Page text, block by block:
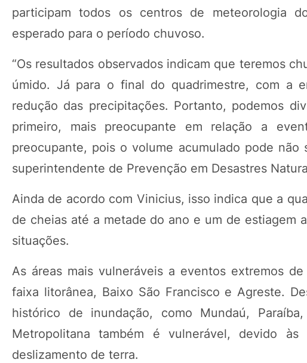
participam todos os centros de meteorologia
esperado para o período chuvoso.
“Os resultados observados indicam que teremos
úmido. Já para o final do quadrimestre, com a
redução das precipitações. Portanto, podemos
primeiro, mais preocupante em relação a
preocupante, pois o volume acumulado pode
superintendente de Prevenção em Desastres
Ainda de acordo com Vinicius, isso indica que a
de cheias até a metade do ano e um de estiagem
situações.
As áreas mais vulneráveis a eventos extremos
faixa litorânea, Baixo São Francisco e Agreste.
histórico de inundação, como Mundaú,
Metropolitana também é vulnerável, devido
deslizamento de terra.